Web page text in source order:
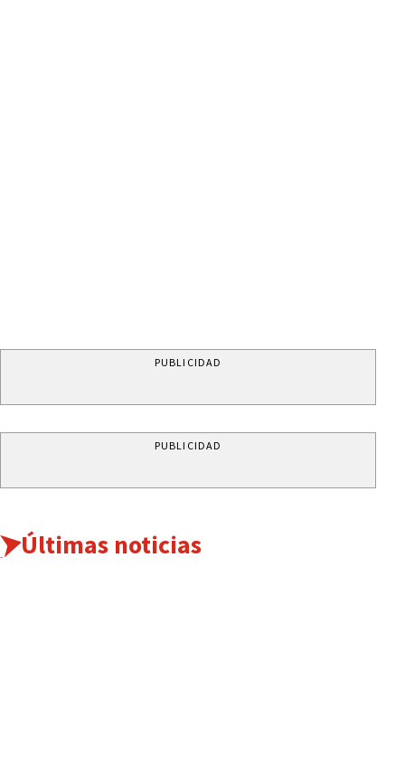
PUBLICIDAD
PUBLICIDAD
Últimas noticias